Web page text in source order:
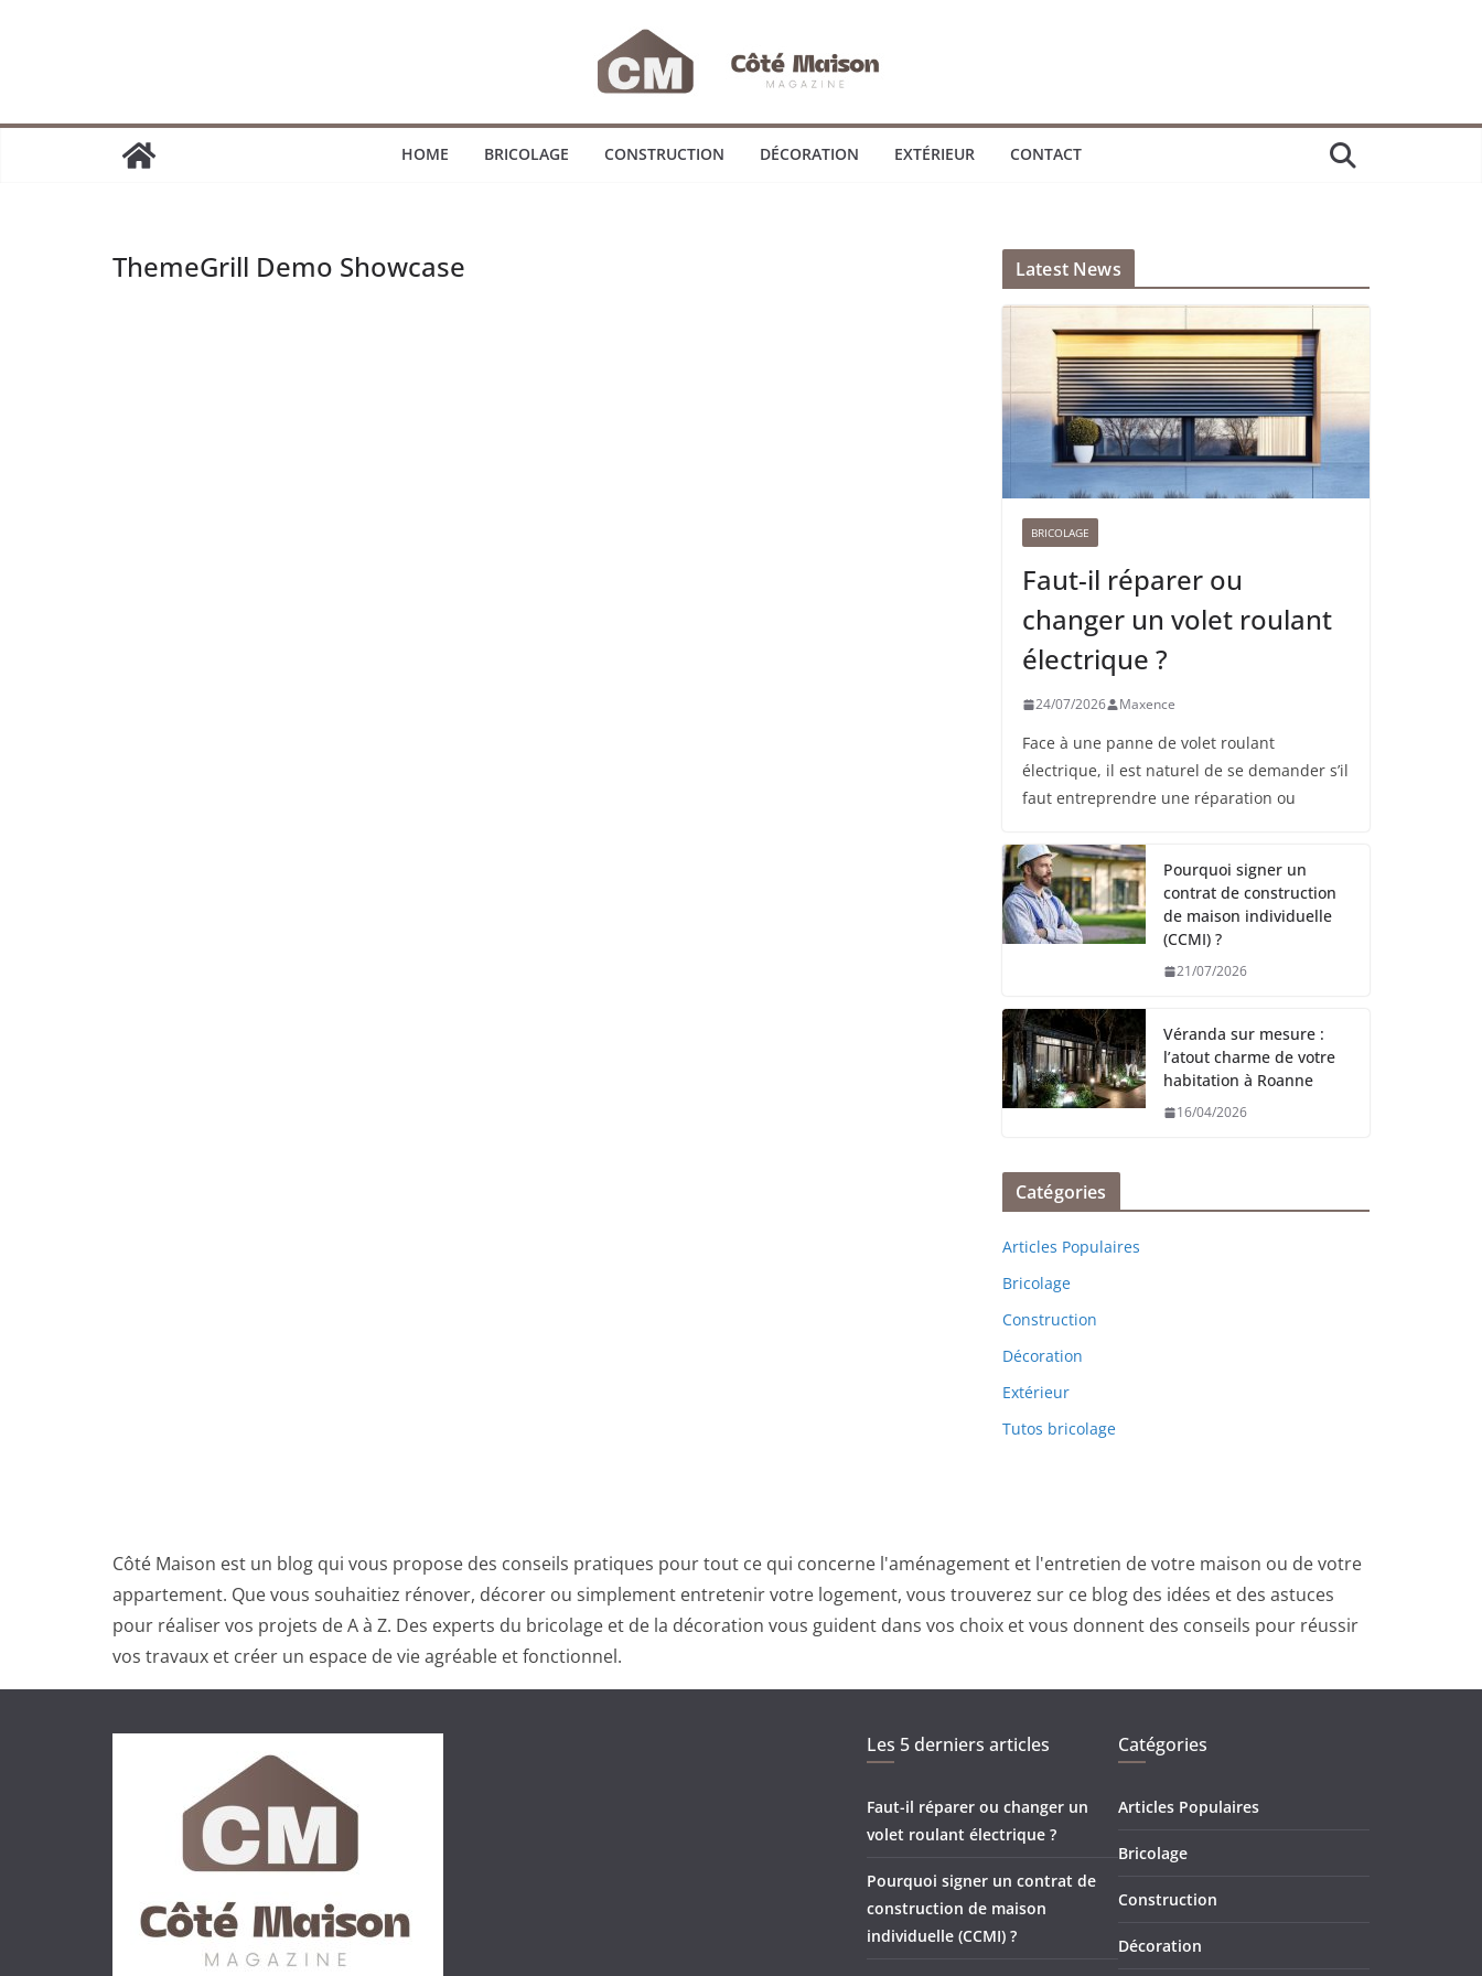
HOME BRICOLAGE CONSTRUCTION DÉCORATION EXTÉRIEUR CONTACT
ThemeGrill Demo Showcase Latest News
BRICOLAGE
Faut-il réparer ou
changer un volet roulant
électrique ?
24/07/2026 Maxence
Face à une panne de volet roulant
électrique, il est naturel de se demander s’il
faut entreprendre une réparation ou
Pourquoi signer un
contrat de construction
de maison individuelle
(CCMI) ?
21/07/2026
Véranda sur mesure :
l’atout charme de votre
habitation à Roanne
16/04/2026
Catégories
Articles Populaires
Bricolage
Construction
Décoration
Extérieur
Tutos bricolage
Côté Maison est un blog qui vous propose des conseils pratiques pour tout ce qui concerne l'aménagement et l'entretien de votre maison ou de votre
appartement. Que vous souhaitiez rénover, décorer ou simplement entretenir votre logement, vous trouverez sur ce blog des idées et des astuces
pour réaliser vos projets de A à Z. Des experts du bricolage et de la décoration vous guident dans vos choix et vous donnent des conseils pour réussir
vos travaux et créer un espace de vie agréable et fonctionnel.
Les 5 derniers articles
Faut-il réparer ou changer un
volet roulant électrique ?
Pourquoi signer un contrat de
construction de maison
individuelle (CCMI) ?
Catégories
Articles Populaires
Bricolage
Construction
Décoration